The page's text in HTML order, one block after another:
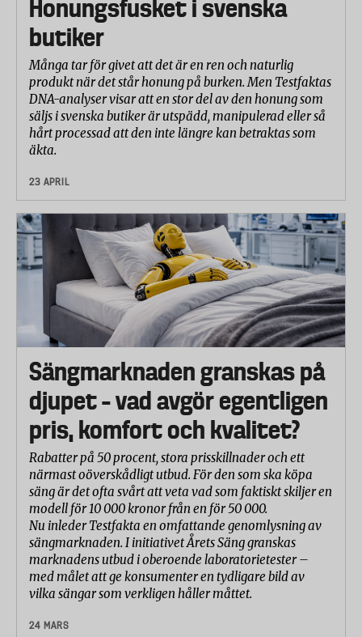
Honungsfusket i svenska
butiker
Många tar för givet att det är en ren och naturlig
produkt när det står honung på burken. Men Testfaktas
DNA-analyser visar att en stor del av den honung som
säljs i svenska butiker är utspädd, manipulerad eller så
hårt processad att den inte längre kan betraktas som
äkta.
23 APRIL
Sängmarknaden granskas på
djupet – vad avgör egentligen
pris, komfort och kvalitet?
Rabatter på 50 procent, stora prisskillnader och ett
närmast oöverskådligt utbud. För den som ska köpa
säng är det ofta svårt att veta vad som faktiskt skiljer en
modell för 10 000 kronor från en för 50 000.
Nu inleder Testfakta en omfattande genomlysning av
sängmarknaden. I initiativet Årets Säng granskas
marknadens utbud i oberoende laboratorietester –
med målet att ge konsumenter en tydligare bild av
vilka sängar som verkligen håller måttet.
24 MARS